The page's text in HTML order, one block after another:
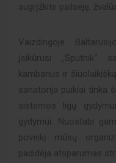
sugrįžkite pailsėję,
Vaizdingoje
įsikūrusi ,,Sputnik“
kambarius ir
sanatorija puikiai tinka
sistemos ligų
gydymui. Nuostabi
poveikį mūsų
padidėja atsparumas